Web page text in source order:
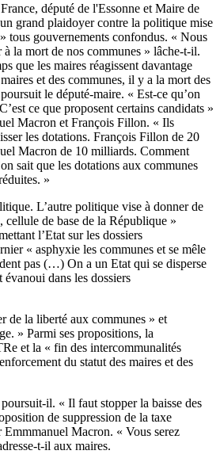
député de l'Essonne et Maire de
un grand plaidoyer contre la politique mise
tous gouvernements confondus. « Nous
à la mort de nos communes » lâche-t-il.
que les maires réagissent davantage
et des communes, il y a la mort des
le député-maire. « Est-ce qu’on
ce que proposent certains candidats »
Macron et François Fillon. « Ils
les dotations. François Fillon de 20
Macron de 10 milliards. Comment
sait que les dotations aux communes
»
L’autre politique vise à donner de
cellule de base de la République »
l’Etat sur les dossiers
« asphyxie les communes et se mêle
pas (…) On a un Etat qui se disperse
évanoui dans les dossiers
de la liberté aux communes » et
» Parmi ses propositions, la
et la « fin des intercommunalités
du statut des maires et des
il. « Il faut stopper la baisse des
de suppression de la taxe
Emmmanuel Macron. « Vous serez
t-il aux maires.